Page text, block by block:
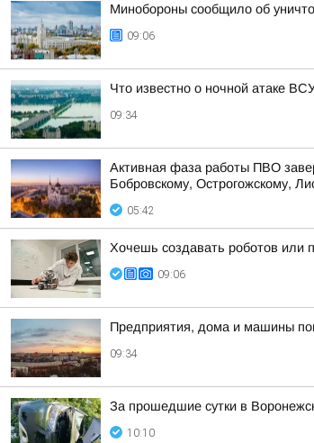
Минобороны сообщило об
09:06
Что известно о ночной атаке
09:34
Активная фаза работы ПВО
Бобровскому, Острогожскому,
05:42
Хочешь создавать роботов или
09:06
Предприятия, дома и машины
09:34
За прошедшие сутки в
10:10